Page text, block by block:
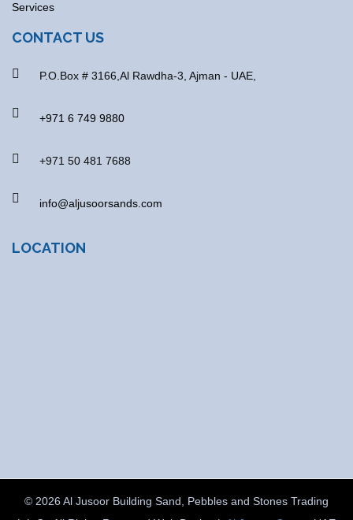
Services
CONTACT US
P.O.Box # 3166,Al Rawdha-3, Ajman - UAE,
+971 6 749 9880
+971 50 481 7688
info@aljusoorsands.com
LOCATION
© 2026 Al Jusoor Building Sand, Pebbles and Stones Trading